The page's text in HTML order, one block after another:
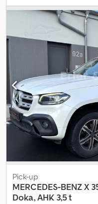
klímaberendezéssel CSAK A
TELEPHELYÜNKÖN! Első
Megengedett össztömeg:
Fekvőhelyek száma: 4
Nagyon megkímélt állapot
fekvőhellyé - 2
Tárolórekeszek - Sérült
Gáztűzhely és mosogató -
Klímaberendezés - TRUMA
km/h engedély -
Kerékpártartó *A
tájékoztató jellegű,
kényelmesen
ÁFA nem visszaigényelhető.
Pick-up
MERCEDES-BENZX
Doka, AHK 3,5 t